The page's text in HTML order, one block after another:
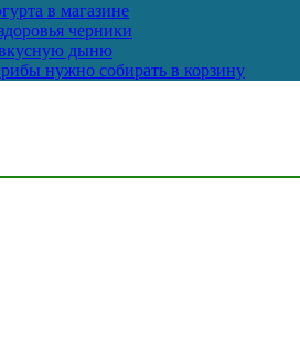
в магазине
черники
вкусную дыню
нужно собирать в корзину